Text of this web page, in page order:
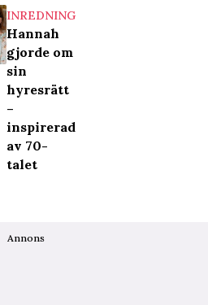
INREDNING
Hannah
gjorde om
sin
hyresrätt
–
inspirerad
av 70-
talet
Annons